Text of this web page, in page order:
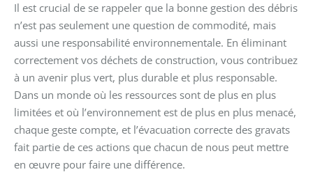
Il est crucial de se rappeler que la bonne gestion des débris
n’est pas seulement une question de commodité, mais
aussi une responsabilité environnementale. En éliminant
correctement vos déchets de construction, vous contribuez
à un avenir plus vert, plus durable et plus responsable.
Dans un monde où les ressources sont de plus en plus
limitées et où l’environnement est de plus en plus menacé,
chaque geste compte, et l’évacuation correcte des gravats
fait partie de ces actions que chacun de nous peut mettre
en œuvre pour faire une différence.